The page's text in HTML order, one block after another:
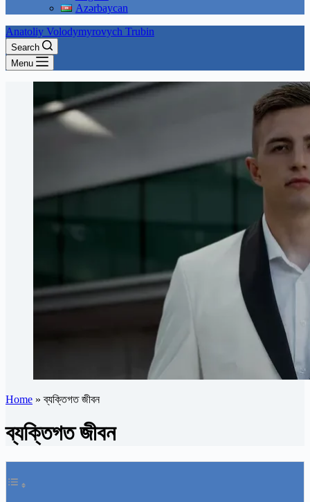
Azərbaycan
Anatoliy Volodymyrovych Trubin
Search
Menu
Home »ব্যক্তিগত জীবন
ব্যক্তিগত জীবন